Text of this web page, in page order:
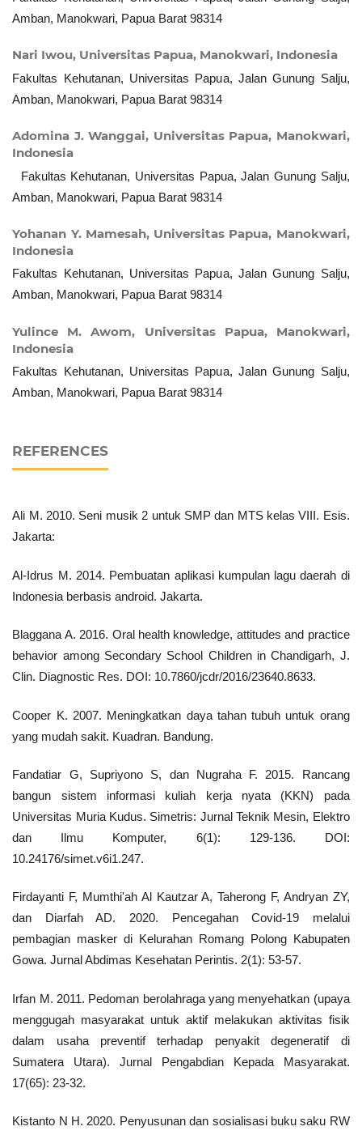
Amban, Manokwari, Papua Barat 98314
Nari Iwou, Universitas Papua, Manokwari, Indonesia
Fakultas Kehutanan, Universitas Papua, Jalan Gunung Salju,
Amban, Manokwari, Papua Barat 98314
Adomina J. Wanggai, Universitas Papua, Manokwari,
Indonesia
Fakultas Kehutanan, Universitas Papua, Jalan Gunung Salju,
Amban, Manokwari, Papua Barat 98314
Yohanan Y. Mamesah, Universitas Papua, Manokwari,
Indonesia
Fakultas Kehutanan, Universitas Papua, Jalan Gunung Salju,
Amban, Manokwari, Papua Barat 98314
Yulince M. Awom, Universitas Papua, Manokwari,
Indonesia
Fakultas Kehutanan, Universitas Papua, Jalan Gunung Salju,
Amban, Manokwari, Papua Barat 98314
REFERENCES
Ali M. 2010. Seni musik 2 untuk SMP dan MTS kelas VIII. Esis.
Jakarta:
Al-Idrus M. 2014. Pembuatan aplikasi kumpulan lagu daerah di
Indonesia berbasis android. Jakarta.
Blaggana A. 2016. Oral health knowledge, attitudes and practice
behavior among Secondary School Children in Chandigarh, J.
Clin. Diagnostic Res. DOI: 10.7860/jcdr/2016/23640.8633.
Cooper K. 2007. Meningkatkan daya tahan tubuh untuk orang
yang mudah sakit. Kuadran. Bandung.
Fandatiar G, Supriyono S, dan Nugraha F. 2015. Rancang
bangun sistem informasi kuliah kerja nyata (KKN) pada
Universitas Muria Kudus. Simetris: Jurnal Teknik Mesin, Elektro
dan Ilmu Komputer, 6(1): 129-136. DOI:
10.24176/simet.v6i1.247.
Firdayanti F, Mumthi'ah Al Kautzar A, Taherong F, Andryan ZY,
dan Diarfah AD. 2020. Pencegahan Covid-19 melalui
pembagian masker di Kelurahan Romang Polong Kabupaten
Gowa. Jurnal Abdimas Kesehatan Perintis. 2(1): 53-57.
Irfan M. 2011. Pedoman berolahraga yang menyehatkan (upaya
menggugah masyarakat untuk aktif melakukan aktivitas fisik
dalam usaha preventif terhadap penyakit degeneratif di
Sumatera Utara). Jurnal Pengabdian Kepada Masyarakat.
17(65): 23-32.
Kistanto N H. 2020. Penyusunan dan sosialisasi buku saku RW